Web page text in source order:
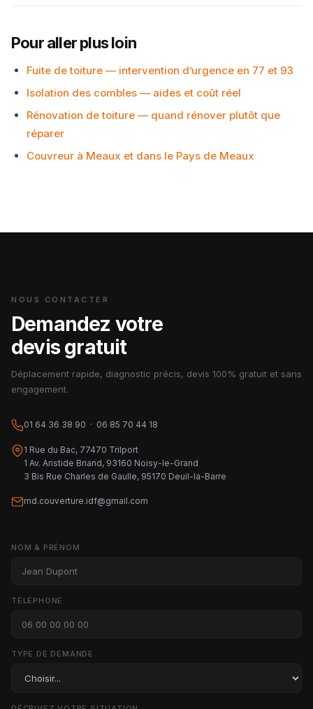
Pour aller plus loin
Fuite de toiture — intervention d’urgence en 77 et 93
Isolation des combles — aides et coût réel
Rénovation de toiture — quand rénover plutôt que
réparer
Couvreur à Meaux et dans le Pays de Meaux
NOUS CONTACTER
Demandez votre
devis gratuit
Déplacement rapide, diagnostic précis, devis 100% gratuit et sans
engagement.
01 64 36 38 90 · 06 85 70 44 18
1 Rue du Bac, 77470 Trilport
1 Av. Aristide Briand, 93160 Noisy-le-Grand
3 Bis Rue Charles de Gaulle, 95170 Deuil-la-Barre
md.couverture.idf@gmail.com
NOM & PRÉNOM
TÉLÉPHONE
TYPE DE DEMANDE